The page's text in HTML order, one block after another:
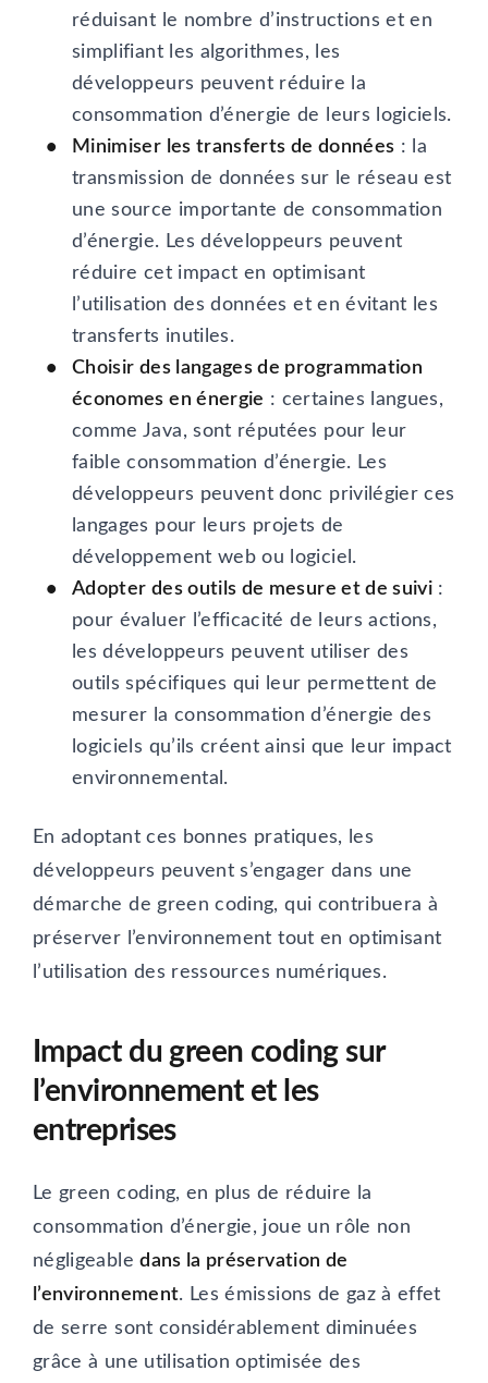
réduisant le nombre d’instructions et en
simplifiant les algorithmes, les
développeurs peuvent réduire la
consommation d’énergie de leurs logiciels.
Minimiser les transferts de données : la
transmission de données sur le réseau est
une source importante de consommation
d’énergie. Les développeurs peuvent
réduire cet impact en optimisant
l’utilisation des données et en évitant les
transferts inutiles.
Choisir des langages de programmation
économes en énergie : certaines langues,
comme Java, sont réputées pour leur
faible consommation d’énergie. Les
développeurs peuvent donc privilégier ces
langages pour leurs projets de
développement web ou logiciel.
Adopter des outils de mesure et de suivi :
pour évaluer l’efficacité de leurs actions,
les développeurs peuvent utiliser des
outils spécifiques qui leur permettent de
mesurer la consommation d’énergie des
logiciels qu’ils créent ainsi que leur impact
environnemental.
En adoptant ces bonnes pratiques, les
développeurs peuvent s’engager dans une
démarche de green coding, qui contribuera à
préserver l’environnement tout en optimisant
l’utilisation des ressources numériques.
Impact du green coding sur
l’environnement et les
entreprises
Le green coding, en plus de réduire la
consommation d’énergie, joue un rôle non
négligeabledans la préservation de
l’environnement. Les émissions de gaz à effet
de serre sont considérablement diminuées
grâce à une utilisation optimisée des